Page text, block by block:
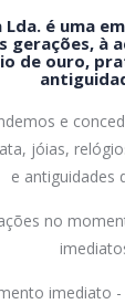
Lda. é uma
gerações, à
de ouro,
e
jóias,
e antiguidades
no
imediato